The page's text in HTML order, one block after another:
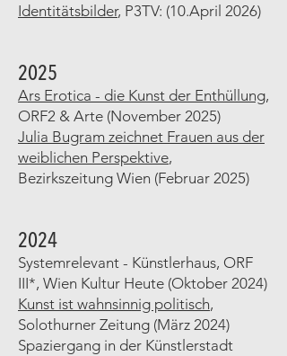
Identitätsbilder, P3TV: (10.April 2026)
2025
Ars Erotica - die Kunst der Enthüllung,
ORF2 & Arte (November 2025)
Julia Bugram zeichnet Frauen aus der
weiblichen Perspektive,
Bezirkszeitung Wien (Februar 2025)
2024
Systemrelevant - Künstlerhaus, ORF
III*, Wien Kultur Heute (Oktober 2024)
Kunst ist wahnsinnig politisch,
Solothurner Zeitung (März 2024)
Spaziergang in der Künstlerstadt